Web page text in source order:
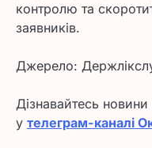
контролю та
заявників.
Джерело:
Дізнавайтесь
у телеграм-каналі